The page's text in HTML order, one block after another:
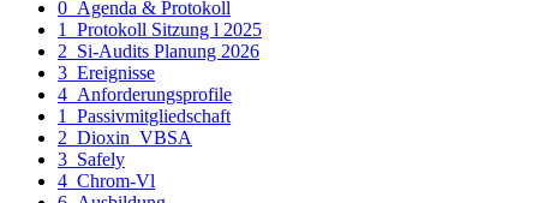
0_Agenda & Protokoll
1_Protokoll Sitzung l 2025
2_Si-Audits Planung 2026
3_Ereignisse
4_Anforderungsprofile
1_Passivmitgliedschaft
2_Dioxin_VBSA
3_Safely
4_Chrom-Vl